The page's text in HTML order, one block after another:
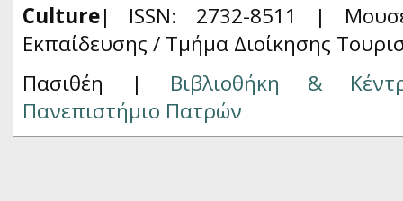
Culture| ISSN: 2732-8511 |
Εκπαίδευσης / Τμήμα Διοίκησης
Πασιθέη | Βιβλιοθήκη &
Πανεπιστήμιο Πατρών